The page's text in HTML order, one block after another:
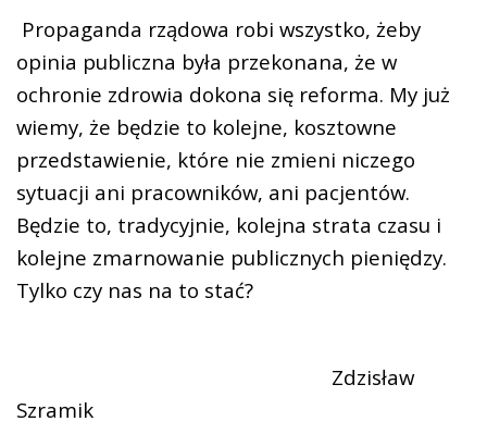
Propaganda rządowa robi wszystko, żeby
opinia publiczna była przekonana, że w
ochronie zdrowia dokona się reforma. My już
wiemy, że będzie to kolejne, kosztowne
przedstawienie, które nie zmieni niczego
sytuacji ani pracowników, ani pacjentów.
Będzie to, tradycyjnie, kolejna strata czasu i
kolejne zmarnowanie publicznych pieniędzy.
Tylko czy nas na to stać?
Zdzisław
Szramik